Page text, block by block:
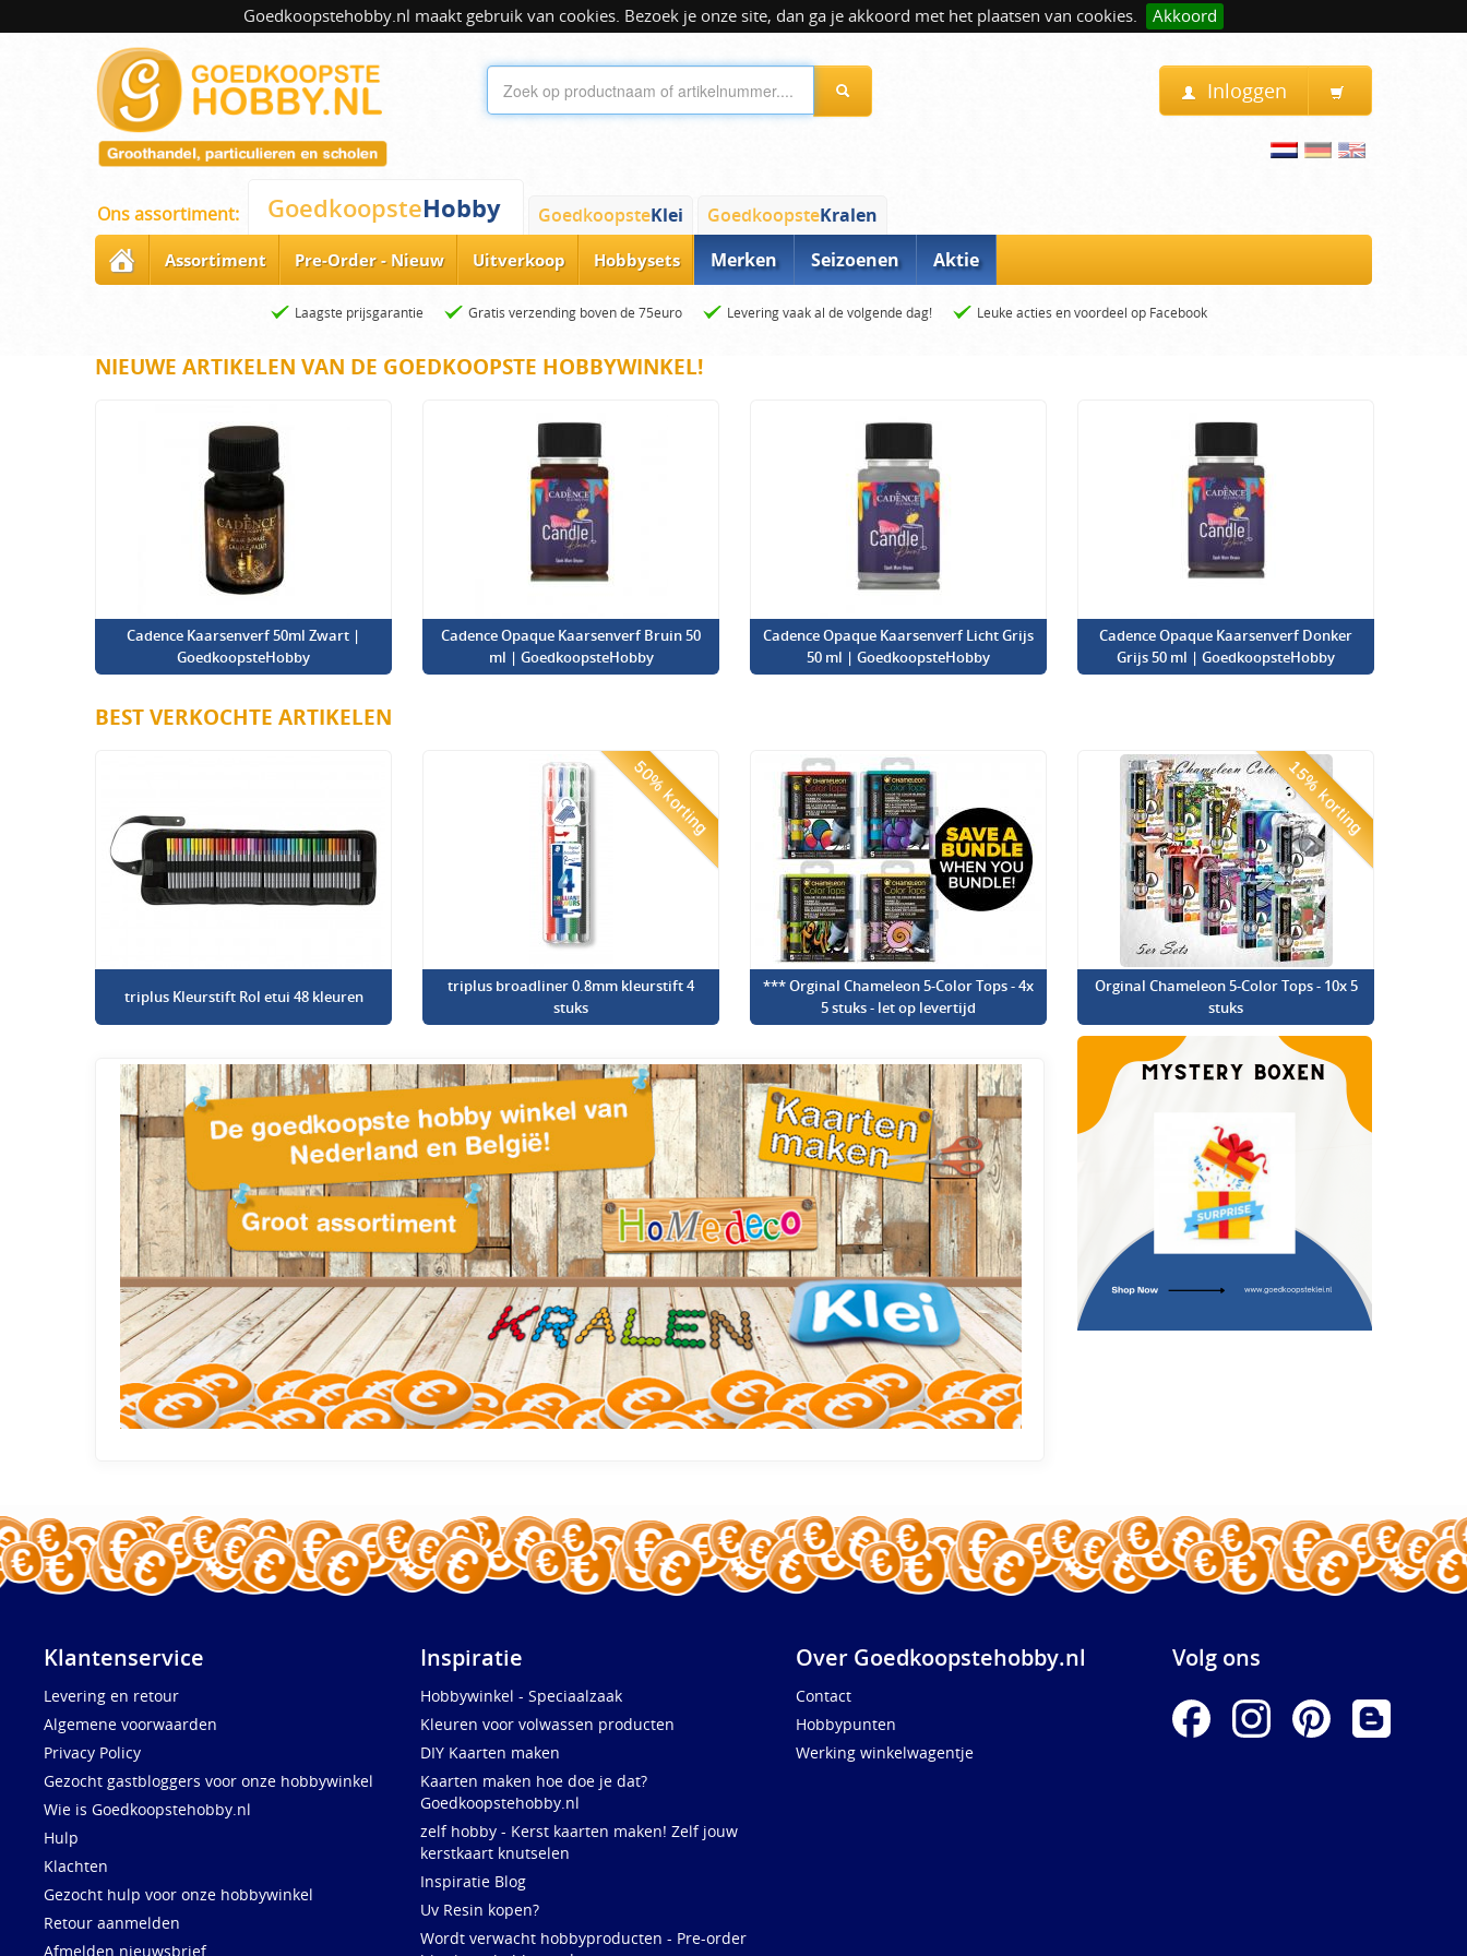
Goedkoopstehobby.nl maakt gebruik van cookies. Bezoek je onze site, dan ga je akkoord met het plaatsen van cookies. Akkoord
Inloggen
Ons assortiment: GoedkoopsteHobby GoedkoopsteKlei GoedkoopsteKralen
Assortiment Pre-Order - Nieuw Uitverkoop Hobbysets Merken Seizoenen Aktie
Laagste prijsgarantie Gratis verzending boven de 75euro Levering vaak al de volgende dag! Leuke acties en voordeel op Facebook
NIEUWE ARTIKELEN VAN DE GOEDKOOPSTE HOBBYWINKEL!
Cadence Kaarsenverf 50ml Zwart |
GoedkoopsteHobby
Cadence Opaque Kaarsenverf Bruin 50
ml | GoedkoopsteHobby
Cadence Opaque Kaarsenverf Licht Grijs
50 ml | GoedkoopsteHobby
Cadence Opaque Kaarsenverf Donker
Grijs 50 ml | GoedkoopsteHobby
BEST VERKOCHTE ARTIKELEN
triplus Kleurstift Rol etui 48 kleuren
50% korting
triplus broadliner 0.8mm kleurstift 4
stuks
*** Orginal Chameleon 5-Color Tops - 4x
5 stuks - let op levertijd
15% korting
Orginal Chameleon 5-Color Tops - 10x 5
stuks
Klantenservice
Levering en retour
Algemene voorwaarden
Privacy Policy
Gezocht gastbloggers voor onze hobbywinkel
Wie is Goedkoopstehobby.nl
Hulp
Klachten
Gezocht hulp voor onze hobbywinkel
Retour aanmelden
Afmelden nieuwsbrief
Inspiratie
Hobbywinkel - Speciaalzaak
Kleuren voor volwassen producten
DIY Kaarten maken
Kaarten maken hoe doe je dat?
Goedkoopstehobby.nl
zelf hobby - Kerst kaarten maken! Zelf jouw
kerstkaart knutselen
Inspiratie Blog
Uv Resin kopen?
Wordt verwacht hobbyproducten - Pre-order
Over Goedkoopstehobby.nl
Contact
Hobbypunten
Werking winkelwagentje
Volg ons